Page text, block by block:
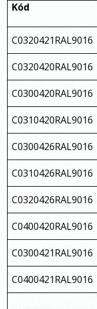
Kód
C0320421RAL9016
C0320420RAL9016
C0300420RAL9016
C0310420RAL9016
C0300426RAL9016
C0310426RAL9016
C0320426RAL9016
C0400420RAL9016
C0300421RAL9016
C0400421RAL9016